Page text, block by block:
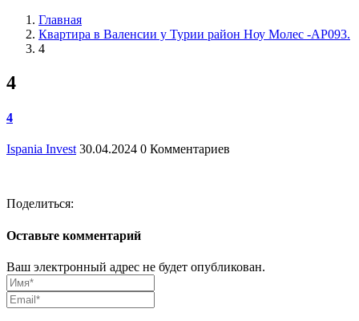
Главная
Квартира в Валенсии у Турии район Ноу Молес -АР093.
4
4
4
Ispania Invest 30.04.2024 0 Комментариев
Поделиться:
Оставьте комментарий
Ваш электронный адрес не будет опубликован.